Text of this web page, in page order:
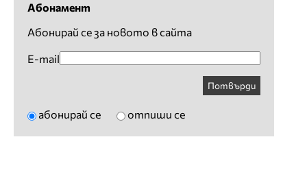
Абонамент
Абонирай се за новото в сайта
E-mail
Потвърди
абонирай се отпиши се